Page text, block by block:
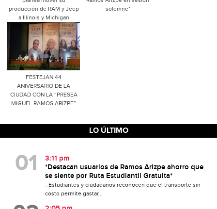
producción de RAM y Jeep
a Illinois y Michigan
solemne*
FESTEJAN 44
ANIVERSARIO DE LA
CIUDAD CON LA “PRESEA
MIGUEL RAMOS ARIZPE”
LO ÚLTIMO
3:11 pm
*Destacan usuarios de Ramos Arizpe ahorro que
se siente por Ruta Estudiantil Gratuita*
_Estudiantes y ciudadanos reconocen que el transporte sin
costo permite gastar...